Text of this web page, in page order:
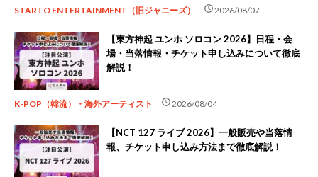
STARTO ENTERTAINMENT（旧ジャニーズ） schedule2026/08/07
【東方神起 ユンホ ソロコン 2026】日程・会
場・当落情報・チケット申し込みについて徹底
解説！
K-POP（韓流）・海外アーティスト schedule2026/08/04
【NCT 127 ライブ 2026】一般販売や当落情
報、チケット申し込み方法まで徹底解説！